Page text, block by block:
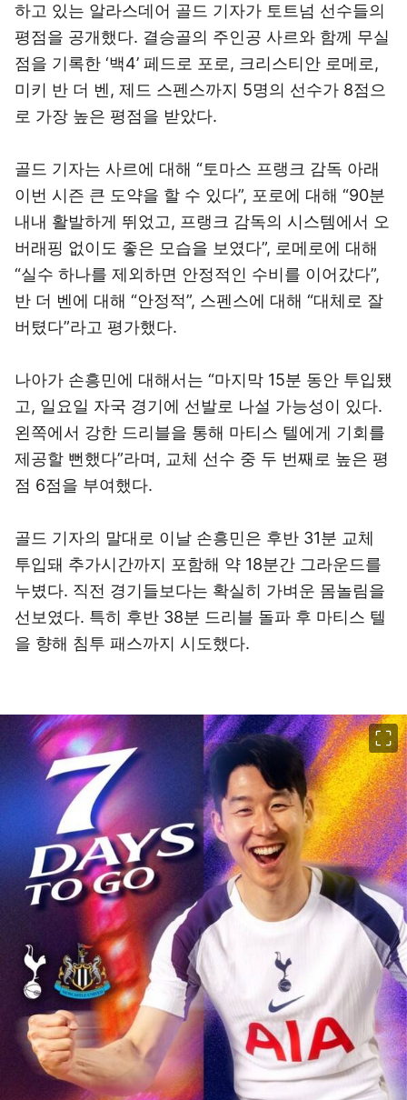
하고 있는 알라스데어 골드 기자가 토트넘 선수들의
평점을 공개했다. 결승골의 주인공 사르와 함께 무실
점을 기록한 ‘백4’ 페드로 포로, 크리스티안 로메로,
미키 반 더 벤, 제드 스펜스까지 5명의 선수가 8점으
로 가장 높은 평점을 받았다.
골드 기자는 사르에 대해 “토마스 프랭크 감독 아래
이번 시즌 큰 도약을 할 수 있다”, 포로에 대해 “90분
내내 활발하게 뛰었고, 프랭크 감독의 시스템에서 오
버래핑 없이도 좋은 모습을 보였다”, 로메로에 대해
“실수 하나를 제외하면 안정적인 수비를 이어갔다”,
반 더 벤에 대해 “안정적”, 스펜스에 대해 “대체로 잘
버텼다”라고 평가했다.
나아가 손흥민에 대해서는 “마지막 15분 동안 투입됐
고, 일요일 자국 경기에 선발로 나설 가능성이 있다.
왼쪽에서 강한 드리블을 통해 마티스 텔에게 기회를
제공할 뻔했다”라며, 교체 선수 중 두 번째로 높은 평
점 6점을 부여했다.
골드 기자의 말대로 이날 손흥민은 후반 31분 교체
투입돼 추가시간까지 포함해 약 18분간 그라운드를
누볐다. 직전 경기들보다는 확실히 가벼운 몸놀림을
선보였다. 특히 후반 38분 드리블 돌파 후 마티스 텔
을 향해 침투 패스까지 시도했다.